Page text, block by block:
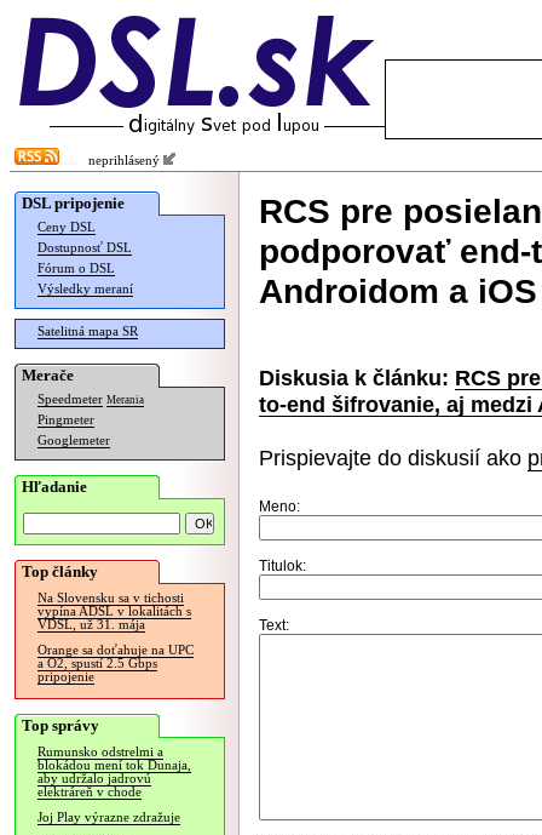
neprihlásený
DSL pripojenie
Ceny DSL
Dostupnosť DSL
Fórum o DSL
Výsledky meraní
Satelitná mapa SR
Merače
Speedmeter Merania
Pingmeter
Googlemeter
Hľadanie
Top články
Na Slovensku sa v tichosti
vypína ADSL v lokalitách s
VDSL, už 31. mája
Orange sa doťahuje na UPC
a O2, spustí 2.5 Gbps
pripojenie
Top správy
Rumunsko odstrelmi a
blokádou mení tok Dunaja,
aby udržalo jadrovú
elektráreň v chode
Joj Play výrazne zdražuje
RCS pre
podporovať
Androidom a iOS
Diskusia k článku: RCS
to-end šifrovanie, aj medzi
Prispievajte do diskusií ako
Meno:
Titulok:
Text: